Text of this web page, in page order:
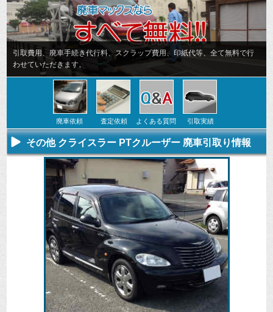
引取費用、廃車手続き代行料、スクラップ費用、印紙代等、全て無料で行
わせていただきます。
廃車依頼
不要になった
車の廃車手続
きを行いま
す。
査定依頼
専門スタッフ
がしっかりと
査定いたしま
よくある質問
廃車全般に関
するよくある
質問
にお答えしま
す。
引取実績
廃車で引取っ
た車や下取で
買取った車の
実績データ
その他 クライスラー PTクルーザー 廃車引取り情報